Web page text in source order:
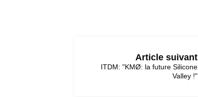
Article suivant
ITDM: "KMØ: la future Silicone
Valley !"